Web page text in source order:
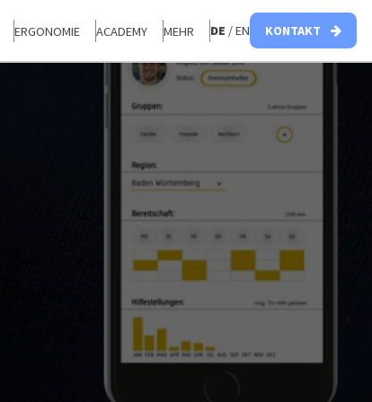
ERGONOMIE ACADEMY MEHR DE / EN KONTAKT